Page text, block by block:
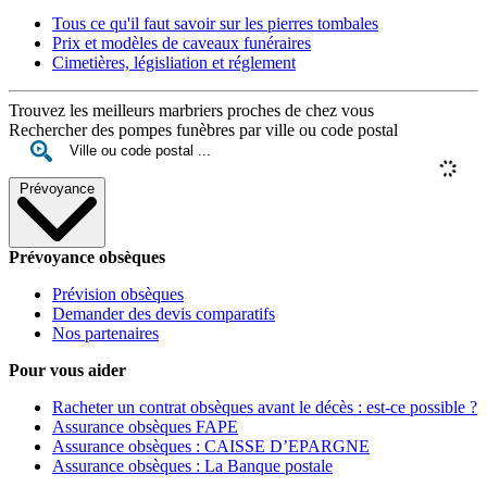
Tous ce qu'il faut savoir sur les pierres tombales
Prix et modèles de caveaux funéraires
Cimetières, législiation et réglement
Trouvez les meilleurs marbriers proches de chez vous
Rechercher des pompes funèbres par ville ou code postal
Prévoyance
Prévoyance obsèques
Prévision obsèques
Demander des devis comparatifs
Nos partenaires
Pour vous aider
Racheter un contrat obsèques avant le décès : est-ce possible ?
Assurance obsèques FAPE
Assurance obsèques : CAISSE D’EPARGNE
Assurance obsèques : La Banque postale